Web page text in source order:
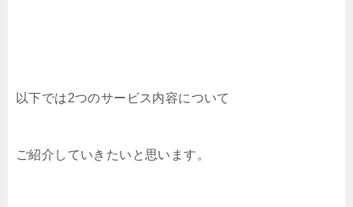
以下では2つのサービス内容について
ご紹介していきたいと思います。